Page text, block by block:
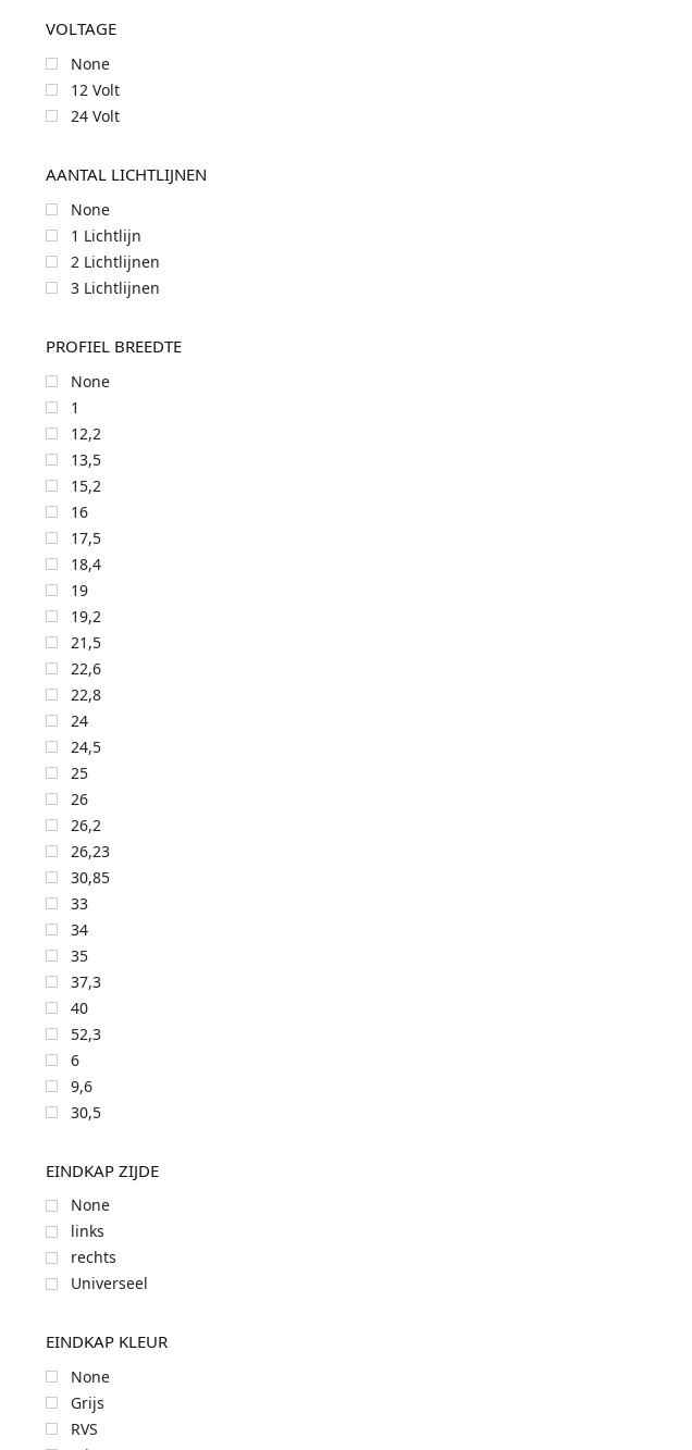
VOLTAGE
None
12 Volt
24 Volt
AANTAL LICHTLIJNEN
None
1 Lichtlijn
2 Lichtlijnen
3 Lichtlijnen
PROFIEL BREEDTE
None
1
12,2
13,5
15,2
16
17,5
18,4
19
19,2
21,5
22,6
22,8
24
24,5
25
26
26,2
26,23
30,85
33
34
35
37,3
40
52,3
6
9,6
30,5
EINDKAP ZIJDE
None
links
rechts
Universeel
EINDKAP KLEUR
None
Grijs
RVS